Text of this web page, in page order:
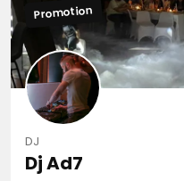
Promotion
DJ
Dj Ad7